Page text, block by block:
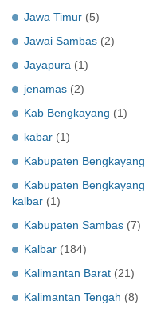
Jawa Timur (5)
Jawai Sambas (2)
Jayapura (1)
jenamas (2)
Kab Bengkayang (1)
kabar (1)
Kabupaten Bengkayang
Kabupaten Bengkayang
kalbar (1)
Kabupaten Sambas (7)
Kalbar (184)
Kalimantan Barat (21)
Kalimantan Tengah (8)